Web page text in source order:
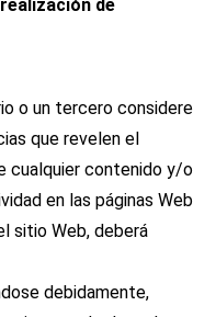
de
o un tercero considere
que revelen el
cualquier contenido y/o
en las páginas Web
sitio Web, deberá
debidamente,